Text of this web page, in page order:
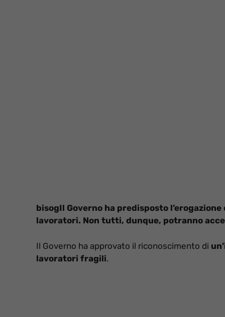
bisogIl Governo ha predisposto
lavoratori. Non tutti, dunque, potranno
Il Governo ha approvato il riconoscimento di
lavoratori fragili.